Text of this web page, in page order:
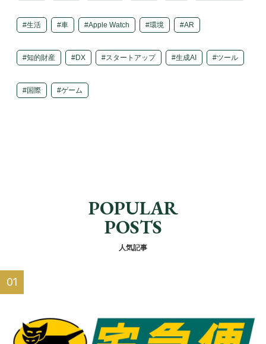
生活 車 Apple Watch 環境 AR
知的財産 DX スタートアップ 生成AI ツール
国際 ゲーム
POPULAR
POSTS
人気記事